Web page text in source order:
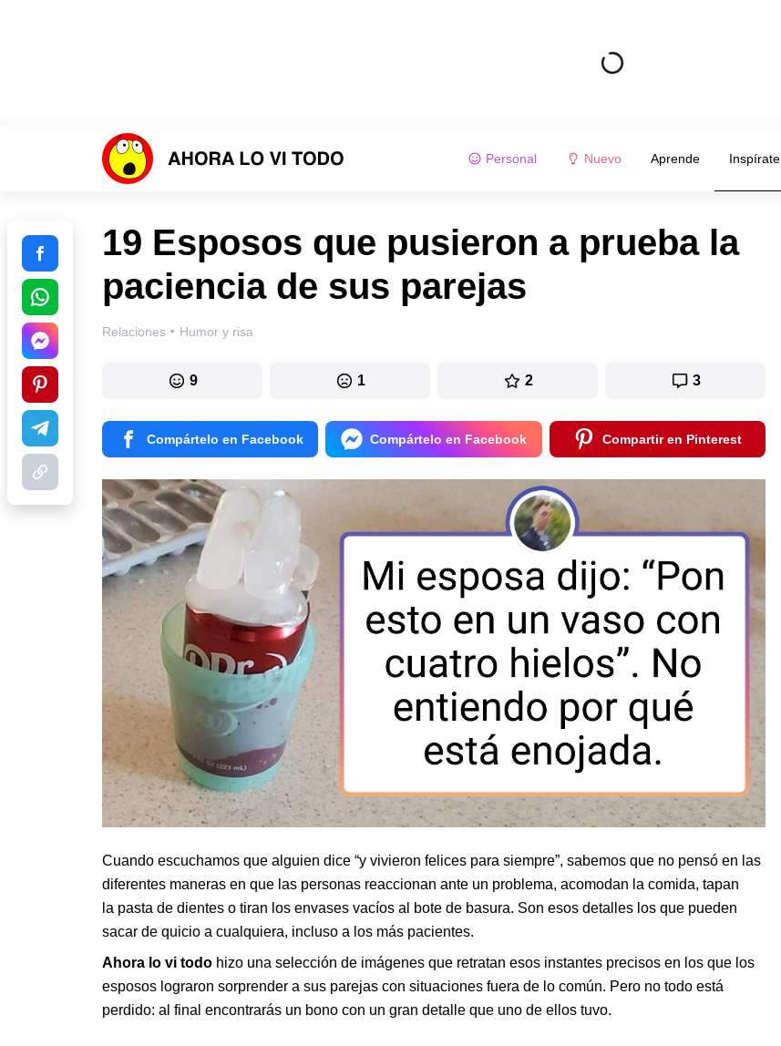
Personal Nuevo Aprende Inspírate
19 Esposos que pusieron a prueba la
paciencia de sus parejas
Relaciones · Humor y risa
9 1 2 3
Compártelo en Facebook Compártelo en Facebook Compartir en Pinterest
Cuando escuchamos que alguien dice “y vivieron felices para siempre”, sabemos que no pensó en las
diferentes maneras en que las personas reaccionan ante un problema, acomodan la comida, tapan
la pasta de dientes o tiran los envases vacíos al bote de basura. Son esos detalles los que pueden
sacar de quicio a cualquiera, incluso a los más pacientes.
Ahora lo vi todo hizo una selección de imágenes que retratan esos instantes precisos en los que los
esposos lograron sorprender a sus parejas con situaciones fuera de lo común. Pero no todo está
perdido: al final encontrarás un bono con un gran detalle que uno de ellos tuvo.